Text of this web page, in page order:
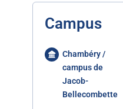
Campus
Chambéry /
campus de
Jacob-
Bellecombette